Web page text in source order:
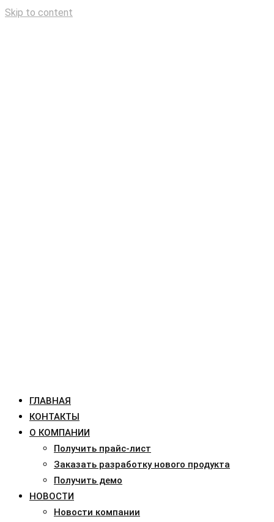
Skip to content
ГЛАВНАЯ
КОНТАКТЫ
О КОМПАНИИ
Получить прайс-лист
Заказать разработку нового продукта
Получить демо
НОВОСТИ
Новости компании